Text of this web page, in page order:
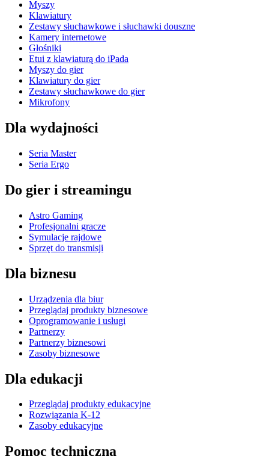
Myszy
Klawiatury
Zestawy słuchawkowe i słuchawki douszne
Kamery internetowe
Głośniki
Etui z klawiaturą do iPada
Myszy do gier
Klawiatury do gier
Zestawy słuchawkowe do gier
Mikrofony
Dla wydajności
Seria Master
Seria Ergo
Do gier i streamingu
Astro Gaming
Profesjonalni gracze
Symulacje rajdowe
Sprzęt do transmisji
Dla biznesu
Urządzenia dla biur
Przeglądaj produkty biznesowe
Oprogramowanie i usługi
Partnerzy
Partnerzy biznesowi
Zasoby biznesowe
Dla edukacji
Przeglądaj produkty edukacyjne
Rozwiązania K-12
Zasoby edukacyjne
Pomoc techniczna